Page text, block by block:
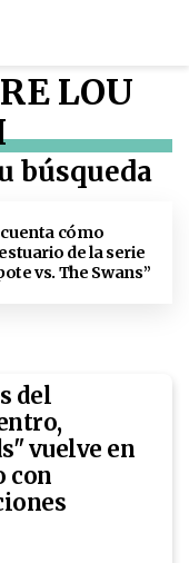
LOU
búsqueda
cómo
de la serie
vs. The Swans”
del
vuelve en
con